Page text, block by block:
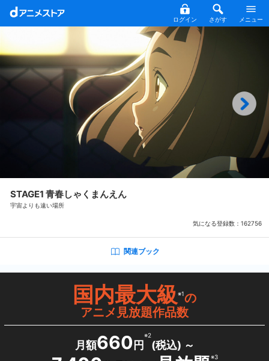
ログイン さがす メニュー
STAGE1 青春しゃくまんえん
宇宙よりも遠い場所
気になる登録数： 162756
関連ブック
国内最大級※1の
アニメ見放題作品数
月額660 円
※2
(税込) ～
※3